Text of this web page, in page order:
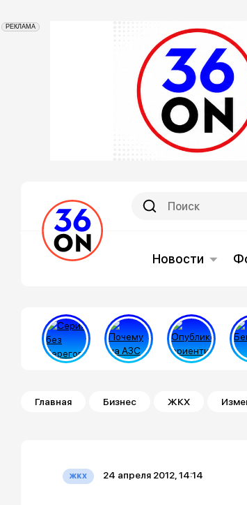
РЕКЛАМА
Новости
Строка навигации
Главная Бизнес ЖКХ
жкх 24 апреля 2012, 14:14